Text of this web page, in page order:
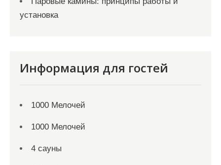
установка
Информация для гостей
1000 Мелочей
1000 Мелочей
4 сауны